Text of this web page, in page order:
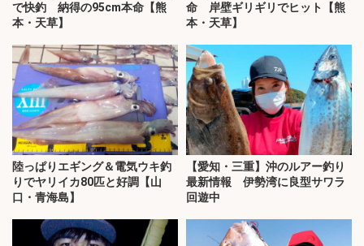
で快釣 納得の95cm本命【熊
本・天草】
命 岸壁ギリギリでヒット【熊
本・天草】
陸っぱりエギング＆電気ウキ釣
りでヤリイカ80匹と好調【山
口・青海島】
【愛知・三重】沖のルアー釣り
最新情報 伊勢湾に良型サワラ
回遊中